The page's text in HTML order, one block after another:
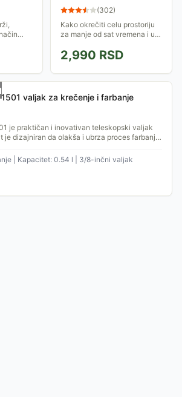
u
(302)
Kako okrečiti celu prostoriju
za manje od sat vremena i uz
klasičnog valjka? Lako!
2,990 RSD
valjak za krečenje i farbanje
je praktičan i inovativan teleskopski valjak
je dizajniran da olakša i ubrza proces farbanja,
| Kapacitet: 0.54 l | 3/8-inčni valjak